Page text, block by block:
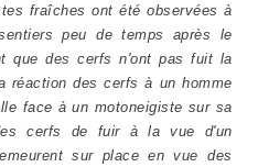
fraîches ont été observées à
peu de temps après le
que des cerfs n'ont pas fuit la
des cerfs à un homme
face à un motoneigiste sur sa
cerfs de fuir à la vue d'un
sur place en vue des